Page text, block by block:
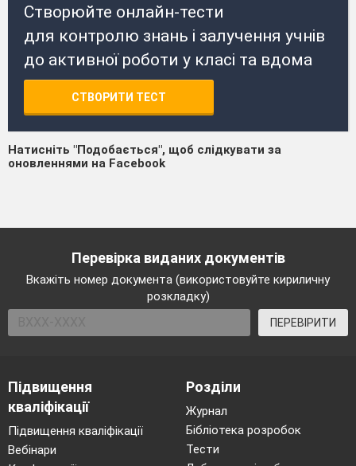
Створюйте онлайн-тести
для контролю знань і залучення учнів
до активної роботи у класі та вдома
СТВОРИТИ ТЕСТ
Натисніть "Подобається", щоб слідкувати за
оновленнями на Facebook
Перевірка виданих документів
Вкажіть номер документа (використовуйте кириличну
розкладку)
ПЕРЕВІРИТИ
Підвищення
кваліфікації
Підвищення кваліфікації
Вебінари
Розділи
Журнал
Бібліотека розробок
Тести